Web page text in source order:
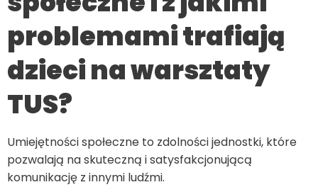
problemami trafiają
dzieci na warsztaty
TUS?
Umiejętności społeczne to zdolności jednostki, które
pozwalają na skuteczną i satysfakcjonującą
komunikację z innymi ludźmi.